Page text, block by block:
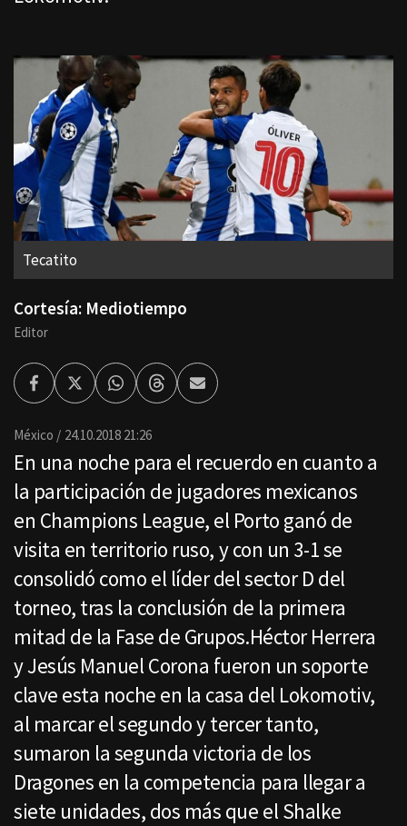
Tecatito
Cortesía: Mediotiempo
Editor
FacebookTwitterWhatsappThreadsEnviar
por
México 24.10.2018 21:26
En una noche para el recuerdo en cuanto a
la participación de jugadores mexicanos
en Champions League, el Porto ganó de
visita en territorio ruso, y con un 3-1 se
consolidó como el líder del sector D del
torneo, tras la conclusión de la primera
mitad de la Fase de Grupos.Héctor Herrera
y Jesús Manuel Corona fueron un soporte
clave esta noche en la casa del Lokomotiv,
al marcar el segundo y tercer tanto,
sumaron la segunda victoria de los
Dragones en la competencia para llegar a
siete unidades, dos más que el Shalke